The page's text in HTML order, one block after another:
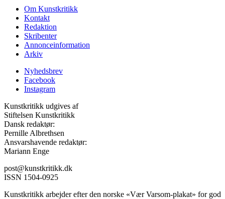
Om Kunstkritikk
Kontakt
Redaktion
Skribenter
Annonceinformation
Arkiv
Nyhedsbrev
Facebook
Instagram
Kunstkritikk udgives af
Stiftelsen Kunstkritikk
Dansk redaktør:
Pernille Albrethsen
Ansvarshavende redaktør:
Mariann Enge
post@kunstkritikk.dk
ISSN 1504-0925
Kunstkritikk arbejder efter den norske «Vær Varsom-plakat» for god